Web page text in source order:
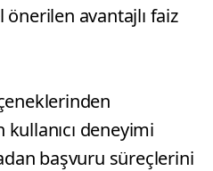
avantajlı faiz
deneyimi
başvuru süreçlerini